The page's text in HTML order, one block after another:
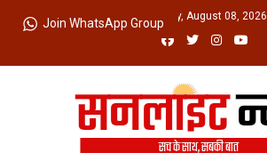
Saturday, August 08, 2026
Join WhatsApp Group